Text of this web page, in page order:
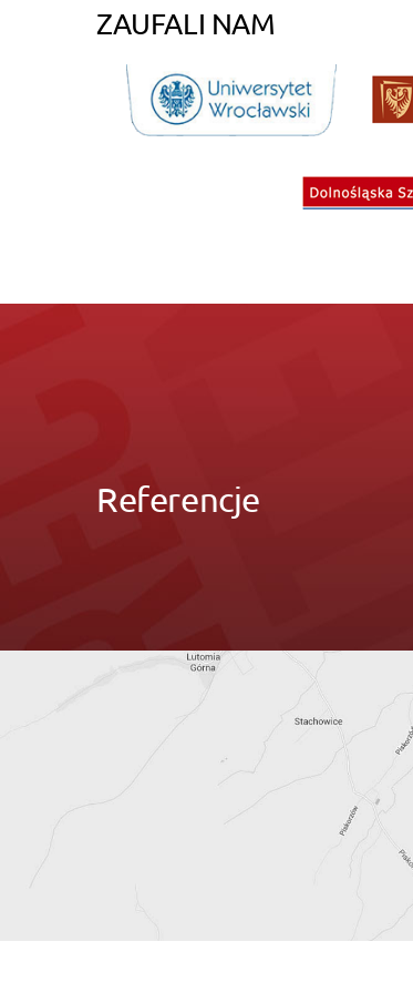
ZAUFALI NAM
Referencje